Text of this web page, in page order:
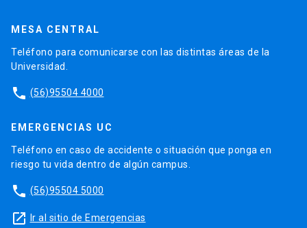
MESA CENTRAL
Teléfono para comunicarse con las distintas áreas de la
Universidad.
phone (56)95504 4000
EMERGENCIAS UC
Teléfono en caso de accidente o situación que ponga en
riesgo tu vida dentro de algún campus.
phone (56)95504 5000
launch Ir al sitio de Emergencias